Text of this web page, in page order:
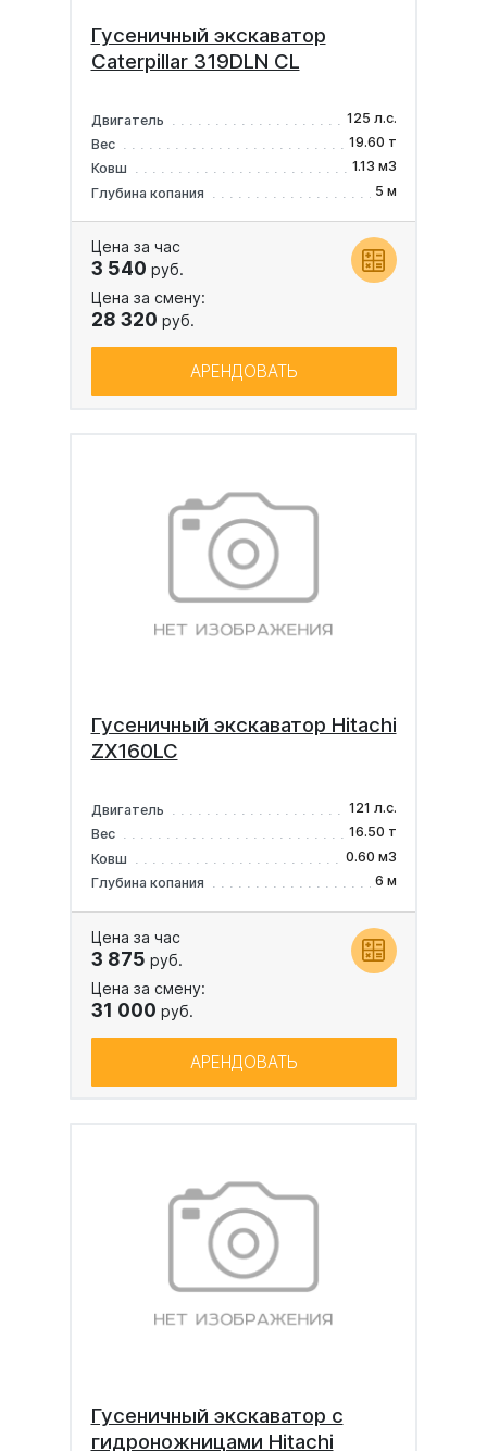
Гусеничный экскаватор
Caterpillar 319DLN CL
Двигатель
125 л.с.
Вес
19.60 т
Ковш
1.13 м3
Глубина копания
5 м
Цена за час
3 540 руб.
Цена за смену:
28 320 руб.
АРЕНДОВАТЬ
Гусеничный экскаватор Hitachi
ZX160LC
Двигатель
121 л.с.
Вес
16.50 т
Ковш
0.60 м3
Глубина копания
6 м
Цена за час
3 875 руб.
Цена за смену:
31 000 руб.
АРЕНДОВАТЬ
Гусеничный экскаватор с
гидроножницами Hitachi